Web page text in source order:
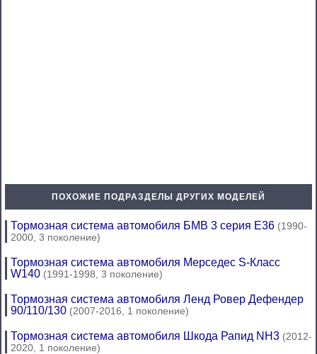
ПОХОЖИЕ ПОДРАЗДЕЛЫ ДРУГИХ МОДЕЛЕЙ
Тормозная система автомобиля БМВ 3 серия Е36 (1990-
2000, 3 поколение)
Тормозная система автомобиля Мерседес S-Класс
W140 (1991-1998, 3 поколение)
Тормозная система автомобиля Ленд Ровер Дефендер
90/110/130 (2007-2016, 1 поколение)
Тормозная система автомобиля Шкода Рапид NH3 (2012-
2020, 1 поколение)